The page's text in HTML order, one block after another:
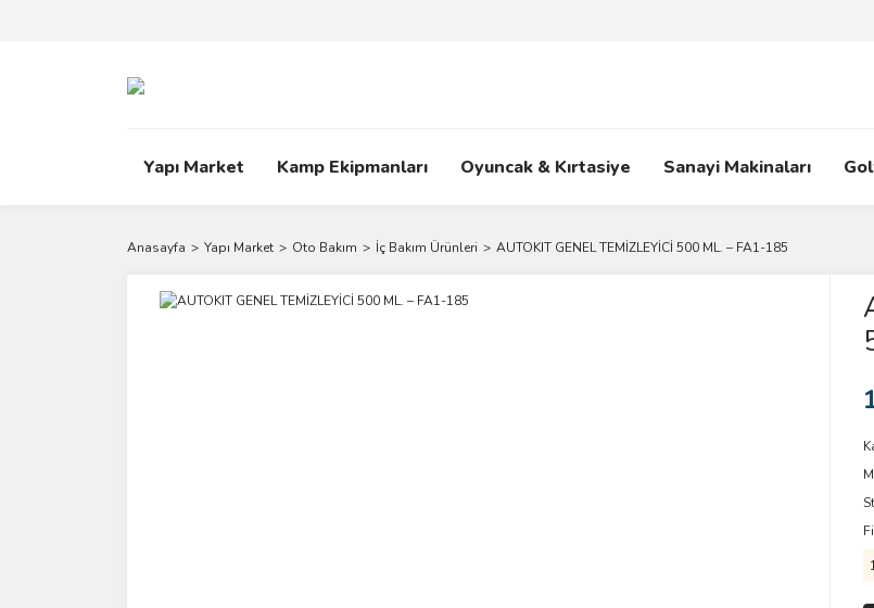
Yapı Market Kamp Ekipmanları Oyuncak & Kırtasiye Sanayi Makinaları
Anasayfa Yapı Market Oto Bakım İç Bakım Ürünleri AUTOKIT GENEL TEMİZLEYİCİ 500 ML. – FA1-185